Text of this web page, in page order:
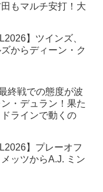
もマルチ安打！大
】ツインズ、
からディーン・ク
終戦での態度が波
・デュラン！果た
ラインで動くの
】プレーオフ
ッツからA.J. ミン